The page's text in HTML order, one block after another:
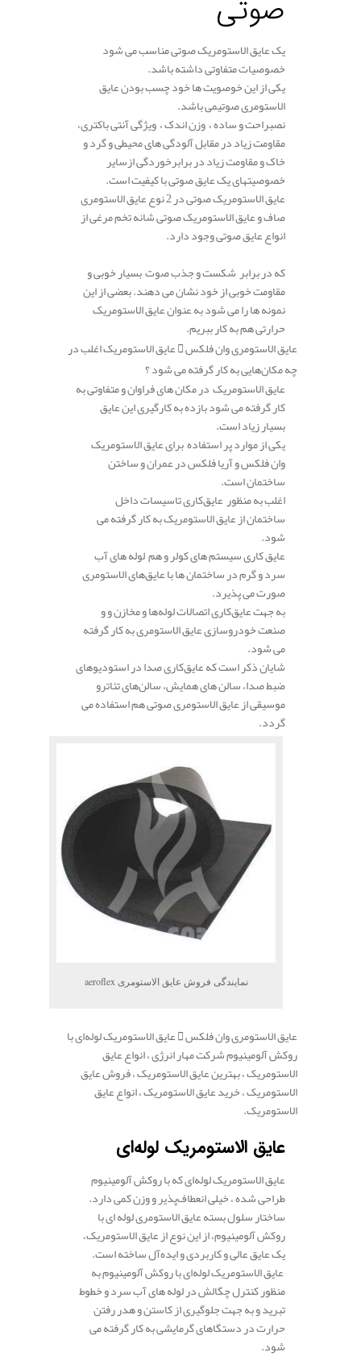
صوتی
یک عایق الاستومریک صوتی مناسب می شود
خصوصیات متفاوتی داشته باشد.
یکی از این خوصویت ها خود چسب بودن عایق
الاستومری صوتیمی باشد.
نصبراحت و ساده ، وزن اندک ، ویژگی آنتی باکتری،
مقاومت زیاد در مقابل آلودگی های محیطی و گرد و
خاک و مقاومت زیاد در برابرخوردگی ازسایر
خصوصیتهای یک عایق صوتی با کیفیت است.
عایق الاستومریک صوتی در 2 نوع عایق الاستومری
صاف و عایق الاستومریک صوتی شانه تخم مرغی از
انواع عایق صوتی وجود دارد.
که در برابر شکست و جذب صوت بسیار خوبی و
مقاومت خوبی از خود نشان می دهند. بعضی از این
نمونه ها را می شود به عنوان عایق الاستومریک
حرارتی هم به کار ببریم.
عایق الاستومری وان فلکس عایق الاستومریک اغلب در
چه مکان‌هایی به کار گرفته می شود ؟
عایق الاستومریک در مکان های فراوان و متفاوتی به
کار گرفته می شود بازده به کارگیری این عایق
بسیار زیاد است.
یکی از موارد پر استفاده برای عایق الاستومریک
وان فلکس و آریا فلکس در عمران و ساختن
ساختمان است.
اغلب به منظور عایق‌کاری تاسیسات داخل
ساختمان از عایق الاستومریک به کار گرفته می
شود.
عایق کاری سیستم های کولر و هم لوله های آب
سرد و گرم در ساختمان ها با عایق‌های الاستومری
صورت می پذیرد.
به جهت عایق‌کاری اتصالات لوله‌ها و مخازن و و
صنعت خودروسازی عایق الاستومری به کار گرفته
می شود.
شایان ذکر است که عایق‌کاری صدا در استودیوهای
ضبط صدا، سالن های همایش، سالن‌های تئاترو
موسیقی از عایق الاستومری صوتی هم استفاده می
گردد.
نمایندگی فروش عایق الاستومری aeroflex
عایق الاستومری وان فلکس عایق الاستومریک لوله‌ای با
روکش آلومینیوم شرکت مهار انرژی ، انواع عایق
الاستومریک ، بهترین عایق الاستومریک ، فروش عایق
الاستومریک ، خرید عایق الاستومریک ، انواع عایق
الاستومریک.
عایق الاستومریک لوله‌ای
عایق الاستومریک لوله‌ای که با روکش آلومینیوم
طراحی شده ، خیلی انعطاف‌پذیر و وزن کمی دارد.
ساختار سلول بسته عایق الاستومری لوله ای با
روکش آلومینیوم، از این نوع از عایق الاستومریک،
یک عایق عالی و کاربردی و ایده‌آل ساخته است.
عایق الاستومریک لوله‌ای با روکش آلومینیوم به
منظور کنترل چگالش در لوله های آب سرد و خطوط
تبرید و به جهت جلوگیری از کاستن و هدر رفتن
حرارت در دستگاهای گرمایشی به کار گرفته می
شود.